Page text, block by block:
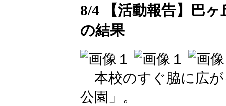
8/4 【活動報告】巴
の結果
本校のすぐ脇に広が
公園」。